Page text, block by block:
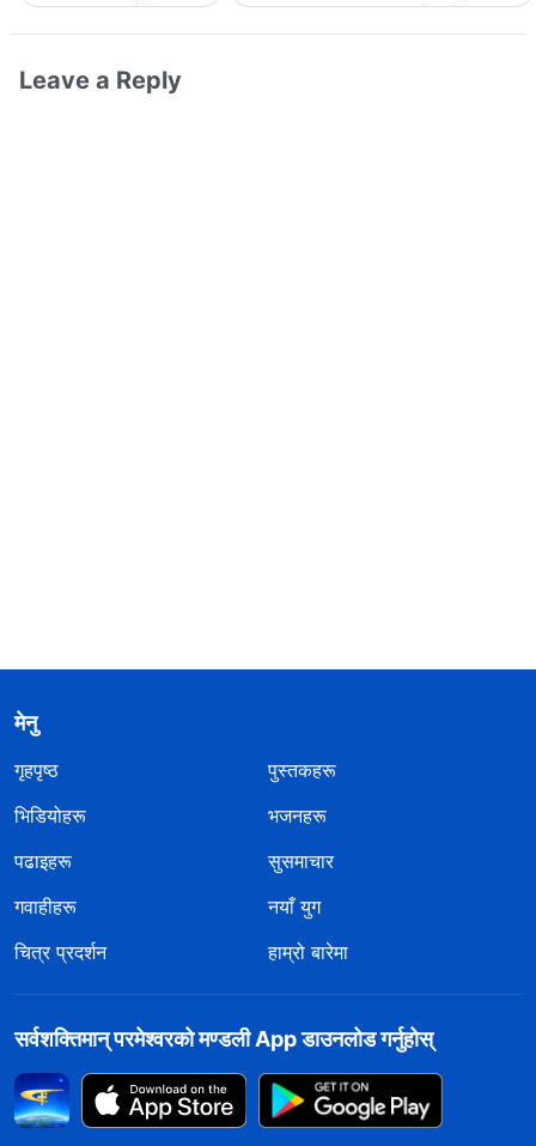
Leave a Reply
मेनु
गृहपृष्ठ
पुस्तकहरू
भिडियोहरू
भजनहरू
पढाइहरू
सुसमाचार
गवाहीहरू
नयाँ युग
चित्र प्रदर्शन
हाम्रो बारेमा
सर्वशक्तिमान्‌ परमेश्‍वरको मण्डली App डाउनलोड गर्नुहोस्